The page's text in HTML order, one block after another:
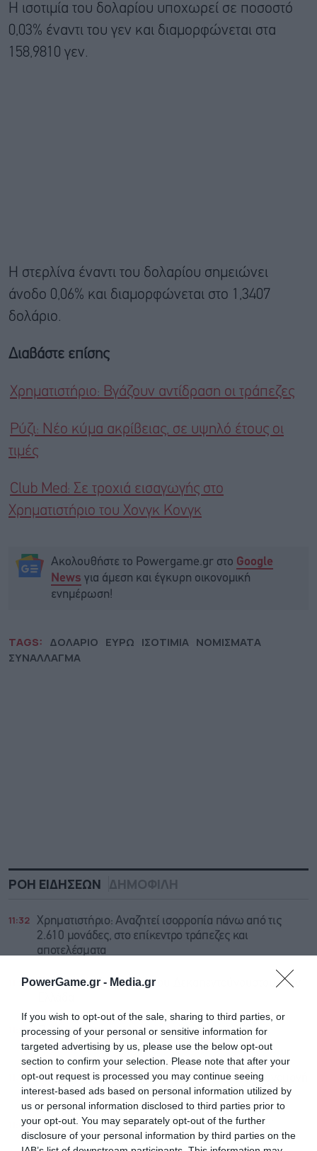
PowerGame.gr - Media.gr
If you wish to opt-out of the sale, sharing to third parties, or
processing of your personal or sensitive information for
targeted advertising by us, please use the below opt-out
section to confirm your selection. Please note that after your
opt-out request is processed you may continue seeing
interest-based ads based on personal information utilized by
us or personal information disclosed to third parties prior to
your opt-out. You may separately opt-out of the further
disclosure of your personal information by third parties on the
Η ισοτιμία του δολαρίου υποχωρεί σε ποσοστό
0,03% έναντι του γεν και διαμορφώνεται στα
158,9810 γεν.
Η στερλίνα έναντι του δολαρίου σημειώνει
άνοδο 0,06% και διαμορφώνεται στο 1,3407
δολάριο.
Διαβάστε επίσης
Χρηματιστήριο: Βγάζουν αντίδραση οι τράπεζες
Ρύζι: Νέο κύμα ακρίβειας, σε υψηλό έτους οι
τιμές
Club Med: Σε τροχιά εισαγωγής στο
Χρηματιστήριο του Χονγκ Κονγκ
Ακολουθήστε το Powergame.gr στο Google
News για άμεση και έγκυρη οικονομική
ενημέρωση!
TAGS: ΔΟΛΑΡΙΟ ΕΥΡΩ ΙΣΟΤΙΜΙΑ ΝΟΜΙΣΜΑΤΑ
ΣΥΝΑΛΛΑΓΜΑ
ΡΟΗ ΕΙΔΗΣΕΩΝ ΔΗΜΟΦΙΛΗ
11:32 Χρηματιστήριο: Αναζητεί ισορροπία πάνω από τις
2.610 μονάδες, στο επίκεντρο τράπεζες και
αποτελέσματα
11:24 Τα πιο παράξενα έθιμα του Δεκαπενταύγουστου στην
11:20 Πράσινες οι ευρωαγορές, προς την καλύτερη
εβδομάδα από τον Ιούνιο
11:10 Ασιατικές αγορές: Συγκρατημένες κινήσεις εν αναμονή
οικονομικών στοιχείων στις ΗΠΑ
11:01 Generali: Αύξηση 13,7% στα καθαρά κέρδη το α’
εξάμηνο